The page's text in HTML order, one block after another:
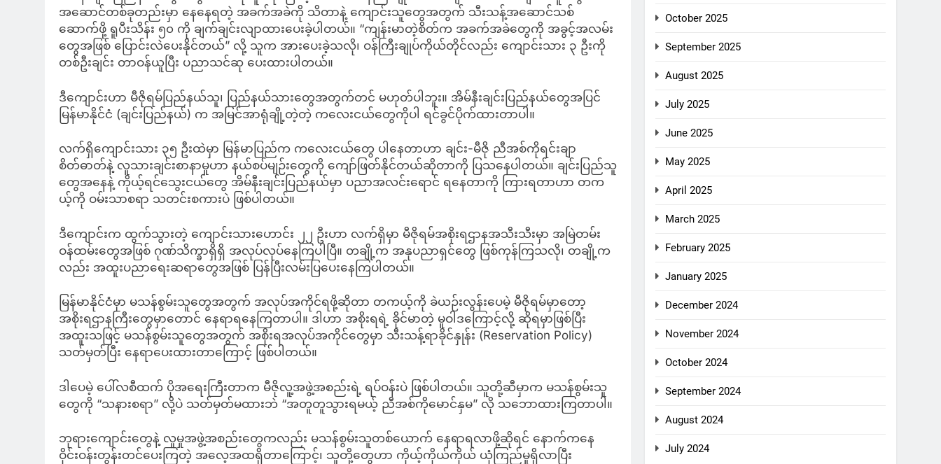
အဆောင်တစ်ခုတည်းမှာ နေနေရတဲ့ အခက်အခဲကို သိတာနဲ့ ကျောင်းသူတွေအတွက် သီးသန့်အဆောင်သစ်
ဆောက်ဖို့ ရူပီးသိန်း ၅၀ ကို ချက်ချင်းလျာထားပေးခဲ့ပါတယ်။ “ကျန်းမာတဲ့စိတ်က အခက်အခဲတွေကို အခွင့်အလမ်း
တွေအဖြစ် ပြောင်းလဲပေးနိုင်တယ်” လို့ သူက အားပေးခဲ့သလို၊ ဝန်ကြီးချုပ်ကိုယ်တိုင်လည်း ကျောင်းသား ၃ ဦးကို
တစ်ဦးချင်း တာဝန်ယူပြီး ပညာသင်ဆု ပေးထားပါတယ်။
ဒီကျောင်းဟာ မီဇိုရမ်ပြည်နယ်သူ၊ ပြည်နယ်သားတွေအတွက်တင် မဟုတ်ပါဘူး။ အိမ်နီးချင်းပြည်နယ်တွေအပြင်
မြန်မာနိုင်ငံ (ချင်းပြည်နယ်) က အမြင်အာရုံချို့တဲ့တဲ့ ကလေးငယ်တွေကိုပါ ရင်ခွင်ပိုက်ထားတာပါ။
လက်ရှိကျောင်းသား ၃၅ ဦးထဲမှာ မြန်မာပြည်က ကလေးငယ်တွေ ပါနေတာဟာ ချင်း-မီဇို ညီအစ်ကိုရင်းချာ
စိတ်ဓာတ်နဲ့ လူသားချင်းစာနာမှုဟာ နယ်စပ်မျဉ်းတွေကို ကျော်ဖြတ်နိုင်တယ်ဆိုတာကို ပြသနေပါတယ်။ ချင်းပြည်သူ
တွေအနေနဲ့ ကိုယ့်ရင်သွေးငယ်တွေ အိမ်နီးချင်းပြည်နယ်မှာ ပညာအလင်းရောင် ရနေတာကို ကြားရတာဟာ တက
ယ့်ကို ဝမ်းသာစရာ သတင်းစကားပဲ ဖြစ်ပါတယ်။
ဒီကျောင်းက ထွက်သွားတဲ့ ကျောင်းသားဟောင်း ၂၂ ဦးဟာ လက်ရှိမှာ မီဇိုရမ်အစိုးရဌာနအသီးသီးမှာ အမြဲတမ်း
ဝန်ထမ်းတွေအဖြစ် ဂုဏ်သိက္ခာရှိရှိ အလုပ်လုပ်နေကြပါပြီ။ တချို့က အနုပညာရှင်တွေ ဖြစ်ကုန်ကြသလို၊ တချို့က
လည်း အထူးပညာရေးဆရာတွေအဖြစ် ပြန်ပြီးလမ်းပြပေးနေကြပါတယ်။
မြန်မာနိုင်ငံမှာ မသန်စွမ်းသူတွေအတွက် အလုပ်အကိုင်ရဖို့ဆိုတာ တကယ့်ကို ခဲယဉ်းလွန်းပေမဲ့ မီဇိုရမ်မှာတော့
အစိုးရဌာနကြီးတွေမှာတောင် နေရာရနေကြတာပါ။ ဒါဟာ အစိုးရရဲ့ ခိုင်မာတဲ့ မူဝါဒကြောင့်လို့ ဆိုရမှာဖြစ်ပြီး
အထူးသဖြင့် မသန်စွမ်းသူတွေအတွက် အစိုးရအလုပ်အကိုင်တွေမှာ သီးသန့်ရာခိုင်နှုန်း (Reservation Policy)
သတ်မှတ်ပြီး နေရာပေးထားတာကြောင့် ဖြစ်ပါတယ်။
ဒါပေမဲ့ ပေါ်လစီထက် ပိုအရေးကြီးတာက မီဇိုလူ့အဖွဲ့အစည်းရဲ့ ရပ်ဝန်းပဲ ဖြစ်ပါတယ်။ သူတို့ဆီမှာက မသန်စွမ်းသူ
တွေကို “သနားစရာ” လို့ပဲ သတ်မှတ်မထားဘဲ “အတူတူသွားရမယ့် ညီအစ်ကိုမောင်နှမ” လို သဘောထားကြတာပါ။
ဘုရားကျောင်းတွေနဲ့ လူမှုအဖွဲ့အစည်းတွေကလည်း မသန်စွမ်းသူတစ်ယောက် နေရာရလာဖို့ဆိုရင် နောက်ကနေ
ဝိုင်းဝန်းတွန်းတင်ပေးကြတဲ့ အလေ့အထရှိတာကြောင့်၊ သူတို့တွေဟာ ကိုယ့်ကိုယ်ကိုယ် ယုံကြည်မှုရှိလာပြီး
October 2025
September 2025
August 2025
July 2025
June 2025
May 2025
April 2025
March 2025
February 2025
January 2025
December 2024
November 2024
October 2024
September 2024
August 2024
July 2024